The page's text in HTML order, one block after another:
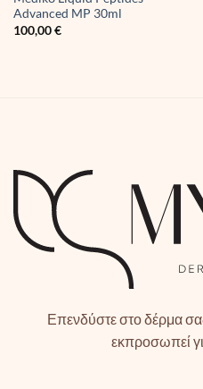
Advanced MP 30ml
100,00€
Επενδύστε στο δέρμα
εκπροσωπεί